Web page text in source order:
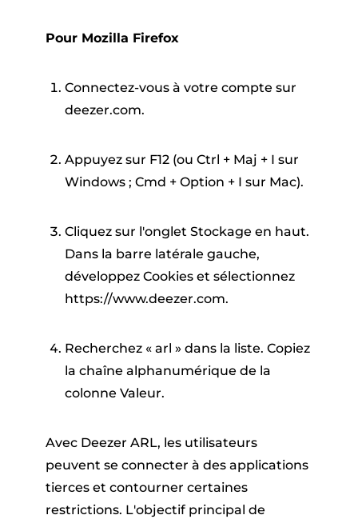
Pour Mozilla Firefox
Connectez-vous à votre compte sur
deezer.com.
Appuyez sur F12 (ou Ctrl + Maj + I sur
Windows ; Cmd + Option + I sur Mac).
Cliquez sur l'onglet Stockage en haut.
Dans la barre latérale gauche,
développez Cookies et sélectionnez
https://www.deezer.com.
Recherchez « arl » dans la liste. Copiez
la chaîne alphanumérique de la
colonne Valeur.
Avec Deezer ARL, les utilisateurs
peuvent se connecter à des applications
tierces et contourner certaines
restrictions. L'objectif principal de